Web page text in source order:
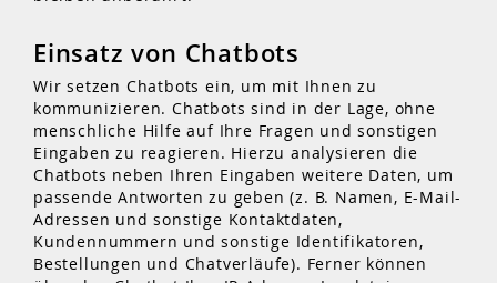
Einsatz von Chatbots
Wir setzen Chatbots ein, um mit Ihnen zu
kommunizieren. Chatbots sind in der Lage, ohne
menschliche Hilfe auf Ihre Fragen und sonstigen
Eingaben zu reagieren. Hierzu analysieren die
Chatbots neben Ihren Eingaben weitere Daten, um
passende Antworten zu geben (z. B. Namen, E-Mail-
Adressen und sonstige Kontaktdaten,
Kundennummern und sonstige Identifikatoren,
Bestellungen und Chatverläufe). Ferner können